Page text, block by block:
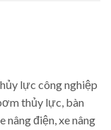
lực công nghiệp
thủy lực, bàn
nâng điện, xe nâng